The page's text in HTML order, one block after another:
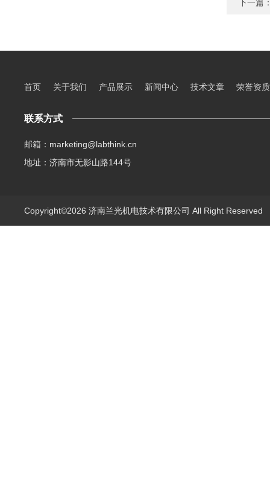
下一篇
首页 关于我们 产品展示 新闻中心 技术文章 荣誉资质
联系方式
邮箱：marketing@labthink.cn
地址：济南市无影山路144号
Copyright©2026 济南兰光机电技术有限公司 All Right